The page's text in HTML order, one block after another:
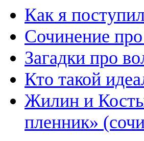
Как я
Сочинение
Загадки про
Кто такой
Жилин и
пленник»